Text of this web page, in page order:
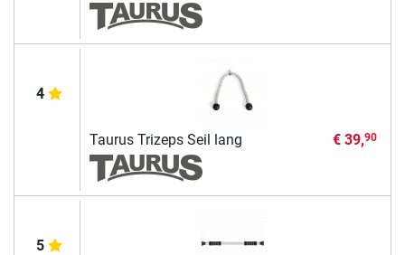
4
Taurus Trizeps Seil lang € 39,90
5